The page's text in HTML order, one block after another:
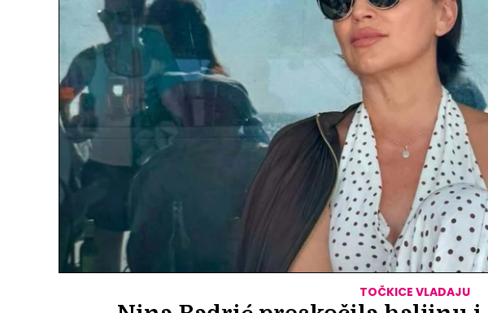
TOČKICE VLADAJU